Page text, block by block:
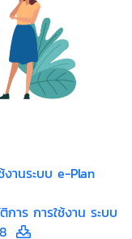
งานระบบ e-Plan
าร การใช้งาน ระบบ